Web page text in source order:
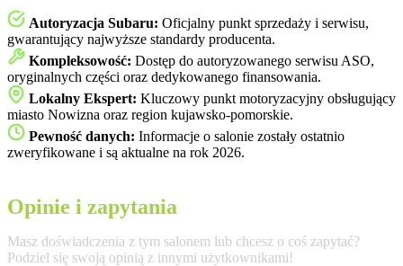
Autoryzacja Subaru: Oficjalny punkt sprzedaży i serwisu,
gwarantujący najwyższe standardy producenta.
Kompleksowość: Dostęp do autoryzowanego serwisu ASO,
oryginalnych części oraz dedykowanego finansowania.
Lokalny Ekspert: Kluczowy punkt motoryzacyjny obsługujący
miasto Nowizna oraz region kujawsko-pomorskie.
Pewność danych: Informacje o salonie zostały ostatnio
zweryfikowane i są aktualne na rok 2026.
Opinie i zapytania
Masz doświadczenia z tym salonem lub chcesz o coś zapytać?
Podziel się swoją opinią z innymi użytkownikami!